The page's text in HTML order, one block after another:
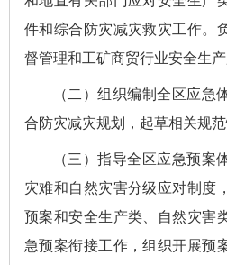
件和综合防灾减灾救灾工作。
督管理和工矿商贸行业安全生产
（二）组织编制全区应急
合防灾减灾规划，起草相关规范
（三）指导全区应急预案
灾难和自然灾害分级应对制度
预案和安全生产类、自然灾害
急预案衔接工作，组织开展预